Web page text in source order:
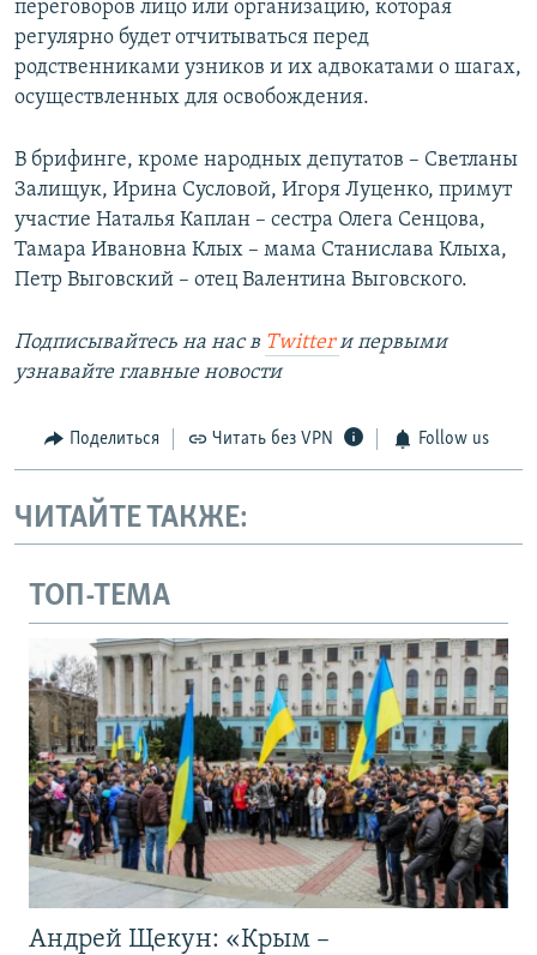
переговоров лицо или организацию, которая
регулярно будет отчитываться перед
родственниками узников и их адвокатами о шагах,
осуществленных для освобождения.
В брифинге, кроме народных депутатов – Светланы
Залищук, Ирина Сусловой, Игоря Луценко, примут
участие Наталья Каплан – сестра Олега Сенцова,
Тамара Ивановна Клых – мама Станислава Клыха,
Петр Выговский – отец Валентина Выговского.
Подписывайтесь на наc в Twitterи первыми
узнавайте главные новости
Поделиться Читать без VPN Follow us
ЧИТАЙТЕ ТАКЖЕ:
ТОП-ТЕМА
Андрей Щекун: «Крым –